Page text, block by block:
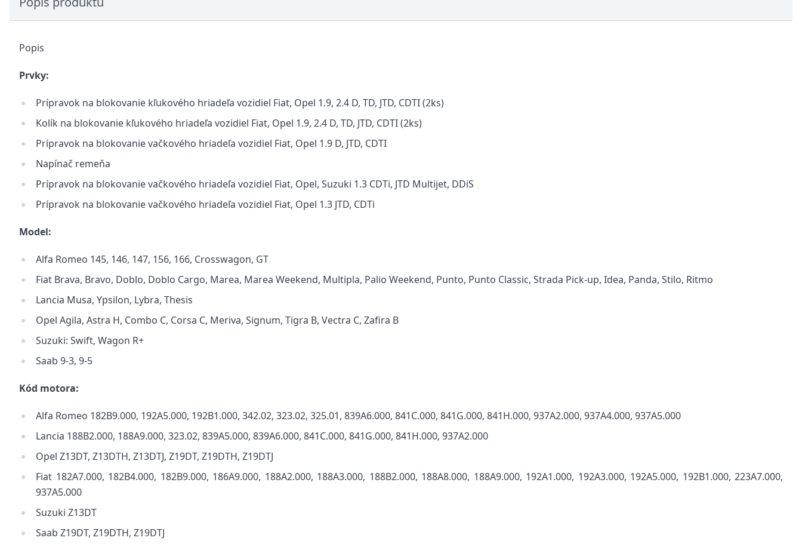
Popis
Prvky:
Prípravok na blokovanie kľukového hriadeľa vozidiel Fiat, Opel 1.9, 2.4 D, TD, JTD, CDTI (2ks)
Kolík na blokovanie kľukového hriadeľa vozidiel Fiat, Opel 1.9, 2.4 D, TD, JTD, CDTI (2ks)
Prípravok na blokovanie vačkového hriadeľa vozidiel Fiat, Opel 1.9 D, JTD, CDTI
Napínač remeňa
Prípravok na blokovanie vačkového hriadeľa vozidiel Fiat, Opel, Suzuki 1.3 CDTi, JTD Multijet, DDiS
Prípravok na blokovanie vačkového hriadeľa vozidiel Fiat, Opel 1.3 JTD, CDTi
Model:
Alfa Romeo 145, 146, 147, 156, 166, Crosswagon, GT
Fiat Brava, Bravo, Doblo, Doblo Cargo, Marea, Marea Weekend, Multipla, Palio Weekend, Punto, Punto Classic, Strada Pick-up, Idea, Panda, Stilo, Ritmo
Lancia Musa, Ypsilon, Lybra, Thesis
Opel Agila, Astra H, Combo C, Corsa C, Meriva, Signum, Tigra B, Vectra C, Zafira B
Suzuki: Swift, Wagon R+
Saab 9-3, 9-5
Kód motora:
Alfa Romeo 182B9.000, 192A5.000, 192B1.000, 342.02, 323.02, 325.01, 839A6.000, 841C.000, 841G.000, 841H.000, 937A2.000, 937A4.000, 937A5.000
Lancia 188B2.000, 188A9.000, 323.02, 839A5.000, 839A6.000, 841C.000, 841G.000, 841H.000, 937A2.000
Opel Z13DT, Z13DTH, Z13DTJ, Z19DT, Z19DTH, Z19DTJ
Fiat 182A7.000, 182B4.000, 182B9.000, 186A9.000, 188A2.000, 188A3.000, 188B2.000, 188A8.000, 188A9.000, 192A1.000, 192A3.000, 192A5.000, 192B1.000, 223A7.000,
937A5.000
Suzuki Z13DT
Saab Z19DT, Z19DTH, Z19DTJ